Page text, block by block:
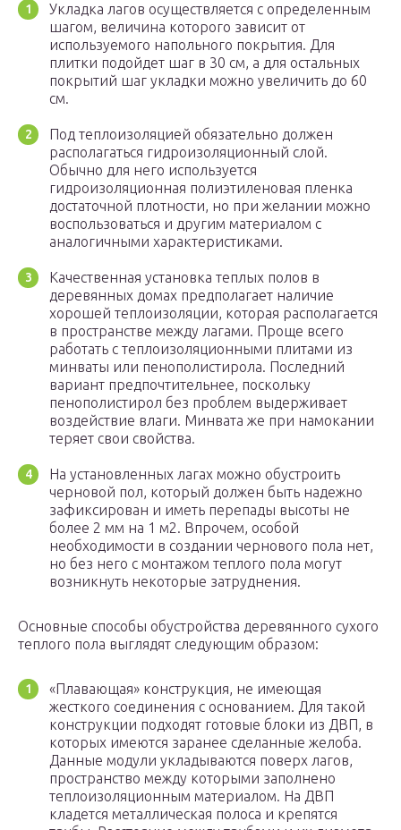
Укладка лагов осуществляется с определенным
шагом, величина которого зависит от
используемого напольного покрытия. Для
плитки подойдет шаг в 30 см, а для остальных
покрытий шаг укладки можно увеличить до 60
см.
Под теплоизоляцией обязательно должен
располагаться гидроизоляционный слой.
Обычно для него используется
гидроизоляционная полиэтиленовая пленка
достаточной плотности, но при желании можно
воспользоваться и другим материалом с
аналогичными характеристиками.
Качественная установка теплых полов в
деревянных домах предполагает наличие
хорошей теплоизоляции, которая располагается
в пространстве между лагами. Проще всего
работать с теплоизоляционными плитами из
минваты или пенополистирола. Последний
вариант предпочтительнее, поскольку
пенополистирол без проблем выдерживает
воздействие влаги. Минвата же при намокании
теряет свои свойства.
На установленных лагах можно обустроить
черновой пол, который должен быть надежно
зафиксирован и иметь перепады высоты не
более 2 мм на 1 м2. Впрочем, особой
необходимости в создании чернового пола нет,
но без него с монтажом теплого пола могут
возникнуть некоторые затруднения.
Основные способы обустройства деревянного сухого
теплого пола выглядят следующим образом:
«Плавающая» конструкция, не имеющая
жесткого соединения с основанием. Для такой
конструкции подходят готовые блоки из ДВП, в
которых имеются заранее сделанные желоба.
Данные модули укладываются поверх лагов,
пространство между которыми заполнено
теплоизоляционным материалом. На ДВП
кладется металлическая полоса и крепятся